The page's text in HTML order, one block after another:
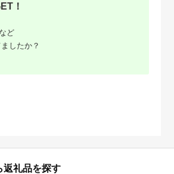
！
ど
したか？
返礼品を探す